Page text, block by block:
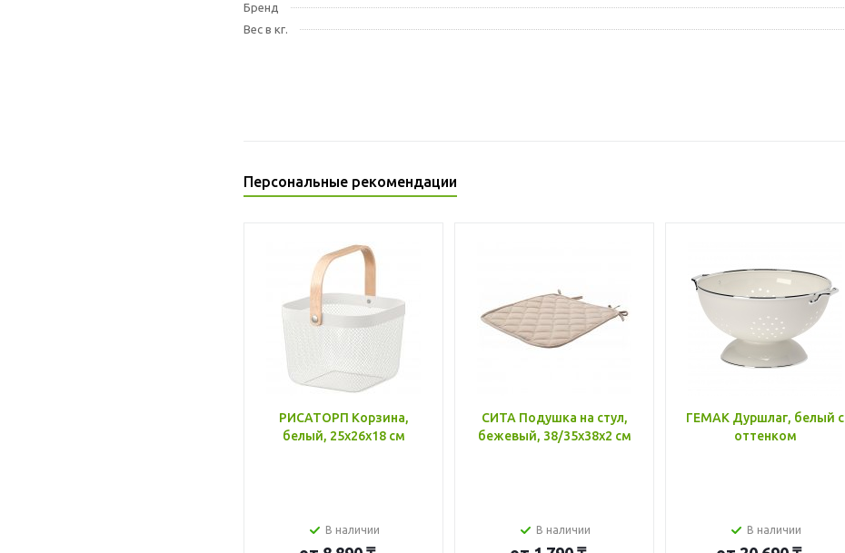
Бренд
Вес в кг.
Персональные рекомендации
РИСАТОРП Корзина,
белый, 25x26x18 см
В наличии
СИТА Подушка на стул,
бежевый, 38/35x38x2 см
В наличии
ГЕМАК Дуршлаг, белый с
оттенком
В наличии